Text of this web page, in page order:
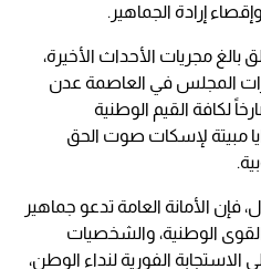
إرادة الجماهير.
بالغ مجريات الأحداث الأخيرة،
المجلس في العاصمة عدن
لكافة القيم الوطنية
مبيتة لإسكات صوت الحق
فإن الأمانة العامة تدعو جماهير
الوطنية، والشخصيات
الاستجابة الفورية لنداء الوطن،